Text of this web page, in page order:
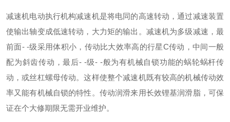
减速机电动执行机构减速机是将电同的高速转动，通过减速装置
使输出轴变成低速转动，大力矩的输出。减速机为多级减速，最
前面- -级采用体积小，传动比大效率高的行星C传动，中间一般
配为斜齿传动，最后- -级- -般为有机械自锁功能的蜗轮蜗杆传
动，或丝杠螺母传动。这样使整个减速机既有较高的机械传动效
率又能有机械自锁的特性。传动润滑来用长效锂基润滑脂，可保
证在个大修期限无需开业维护。